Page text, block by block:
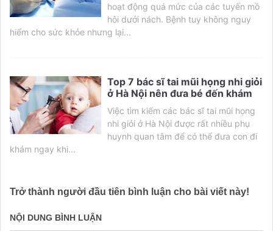
hoạt động quá mức của các tuyến mồ
hôi dưới nách. Bệnh tuy không nguy
hiểm cho sức khỏe nhưng lại...
Top 7 bác sĩ tai mũi họng nhi giỏi
ở Hà Nội nên đưa bé đến khám
Việc tìm kiếm các bác sĩ tai mũi họng
nhi giỏi ở Hà Nội được rất nhiều phụ
huynh quan tâm để có thể đưa con đi
khám ngay khi...
Trở thành người đầu tiên bình luận cho bài viết này!
NỘI DUNG BÌNH LUẬN